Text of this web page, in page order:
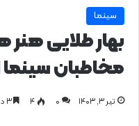
سینما
مخاطبان
تیر ۳, ۱۴۰۳ 0 ۴